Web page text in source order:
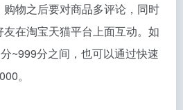
物之后要对商品多评论，同时
在淘宝天猫平台上面互动。如
~999分之间，也可以通过快速
。